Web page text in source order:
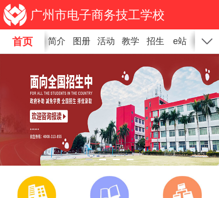
广州市电子商务技工学校
首页 简介 图册 活动 教学 招生 e站 新闻